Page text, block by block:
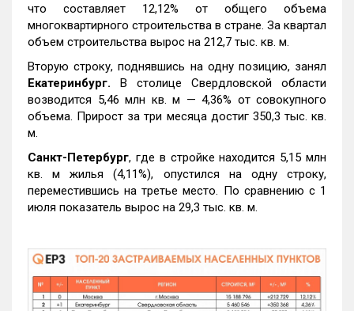
что составляет 12,12% от общего объема
многоквартирного строительства в стране. За квартал
объем строительства вырос на 212,7 тыс. кв. м.
Вторую строку, поднявшись на одну позицию, занял
Екатеринбург. В столице Свердловской области
возводится 5,46 млн кв. м — 4,36% от совокупного
объема. Прирост за три месяца достиг 350,3 тыс. кв.
м.
Санкт-Петербург, где в стройке находится 5,15 млн
кв. м жилья (4,11%), опустился на одну строку,
переместившись на третье место. По сравнению с 1
июля показатель вырос на 29,3 тыс. кв. м.